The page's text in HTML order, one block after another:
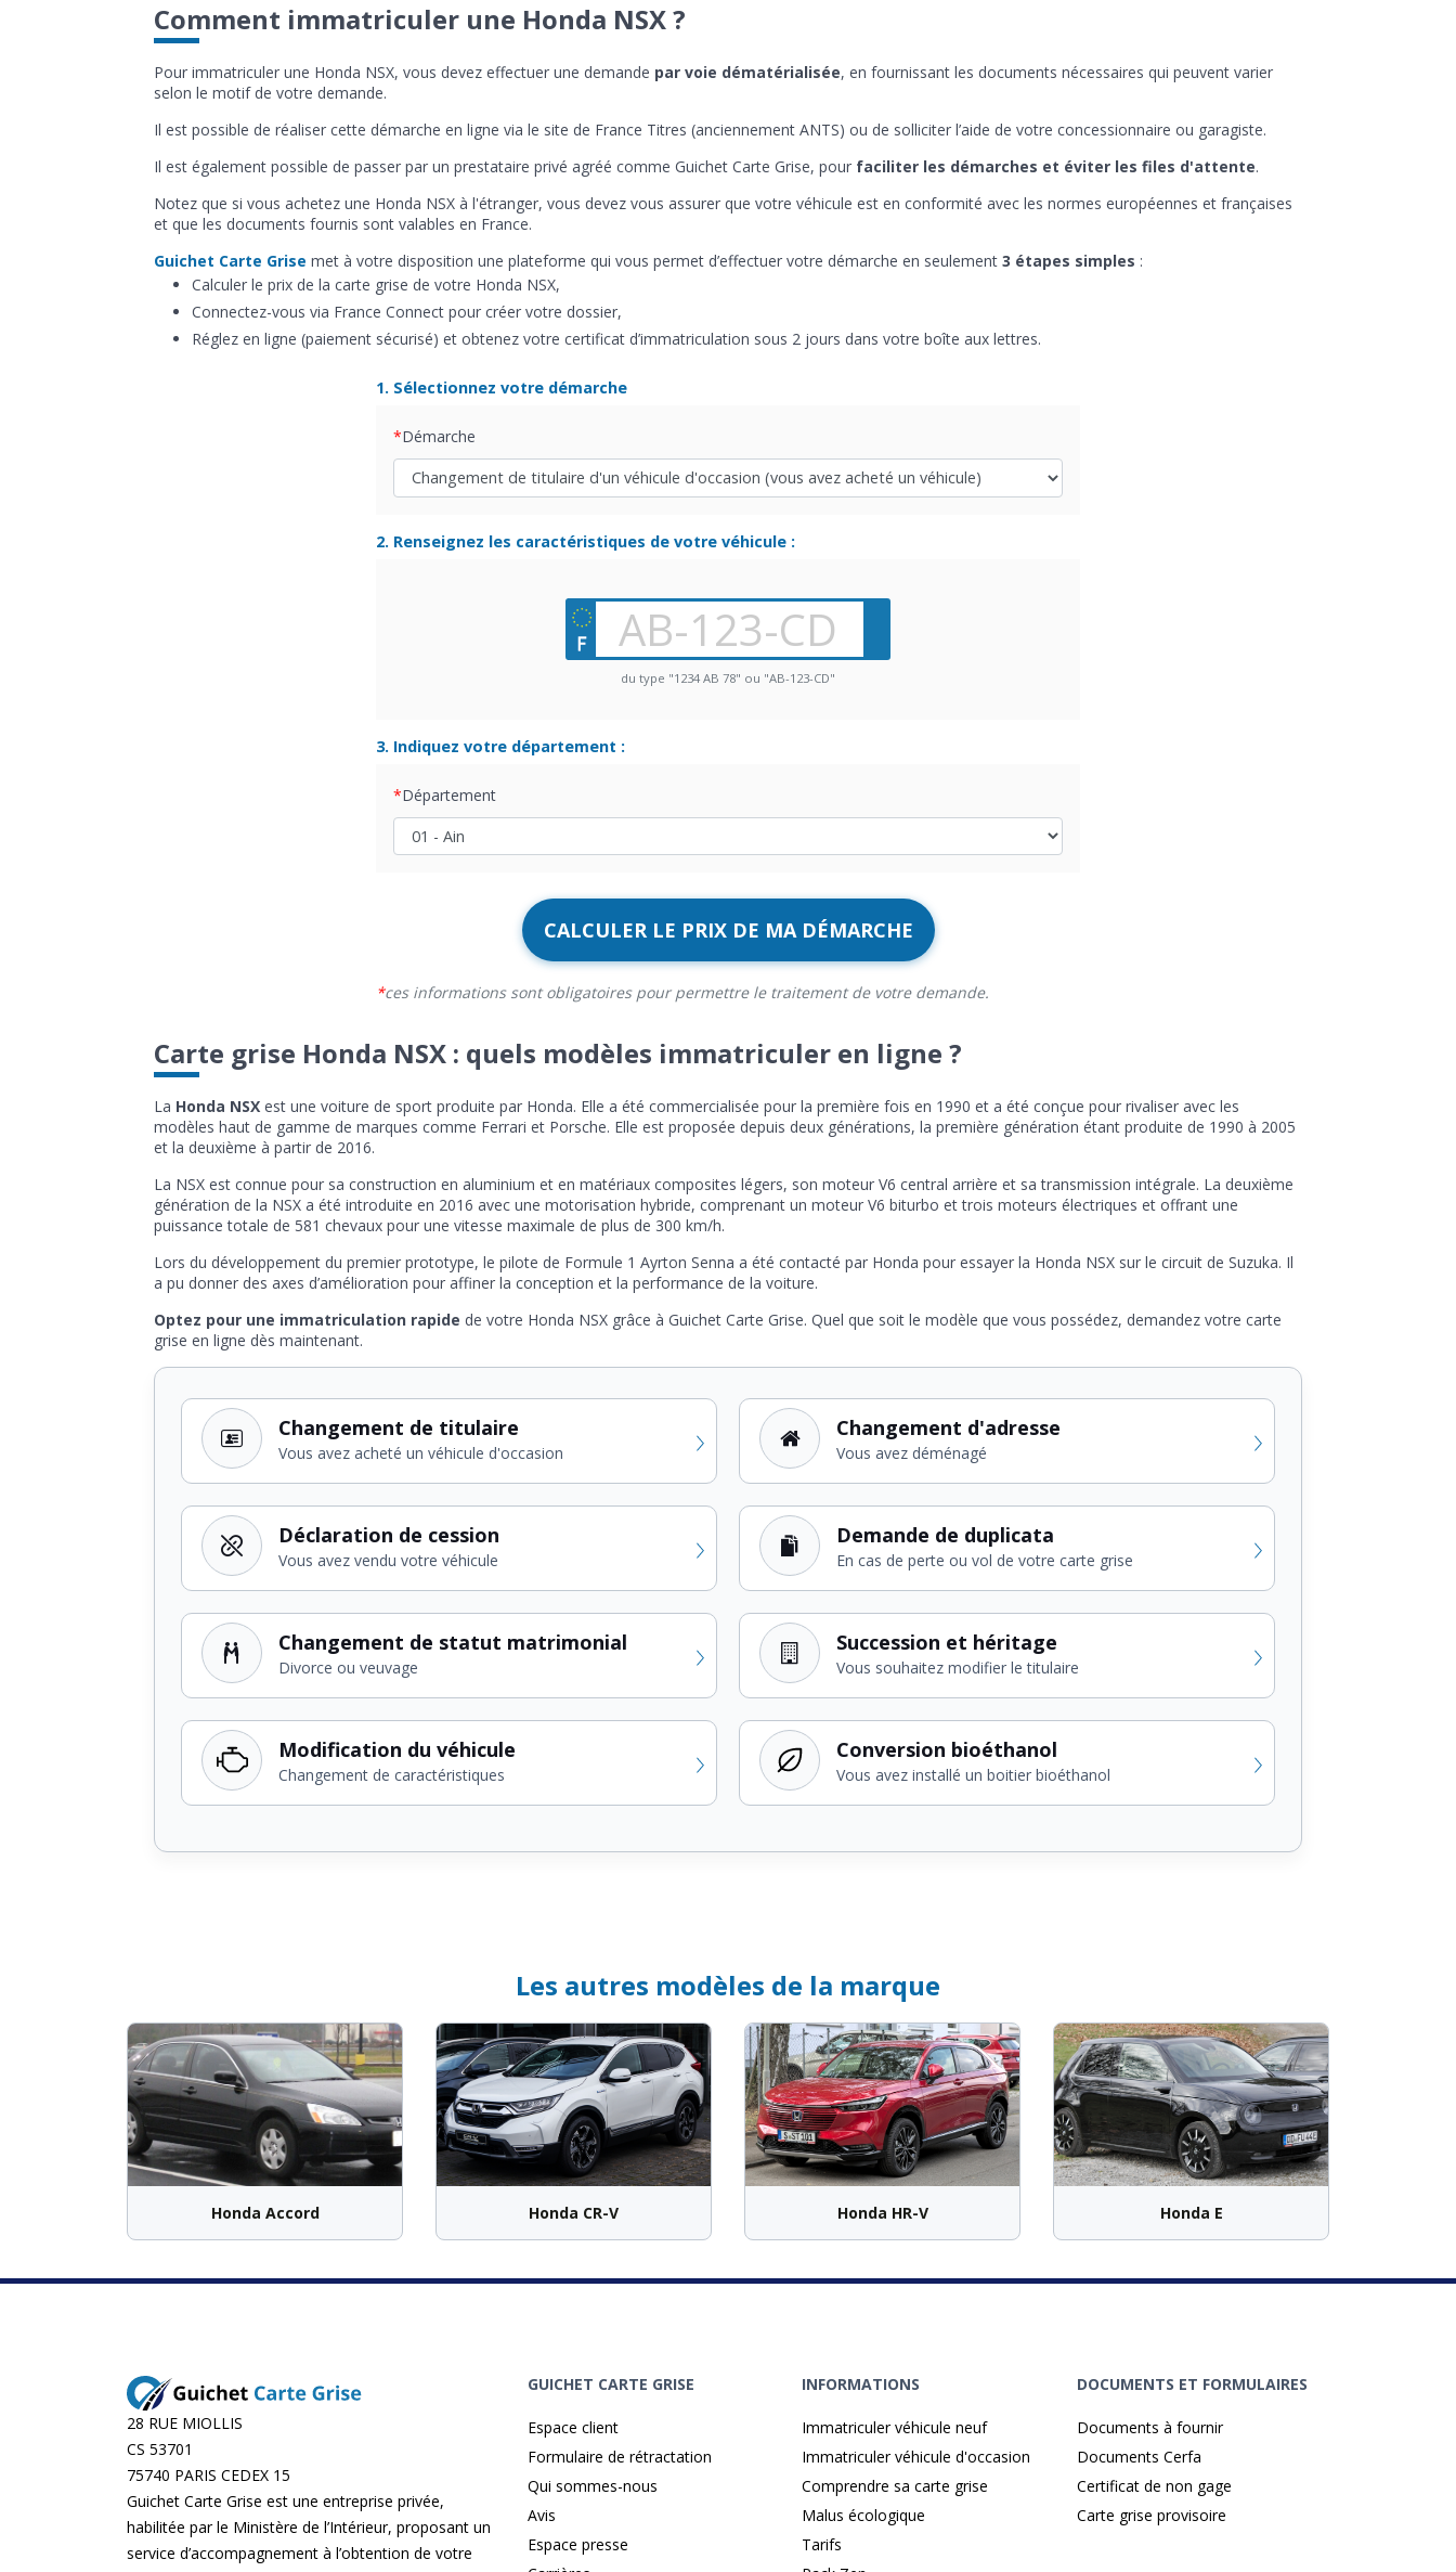
Comment immatriculer une Honda NSX ?
Pour immatriculer une Honda NSX, vous devez effectuer une demande par voie dématérialisée, en fournissant les documents nécessaires qui peuvent varier
selon le motif de votre demande.
Il est possible de réaliser cette démarche en ligne via le site de France Titres (anciennement ANTS) ou de solliciter l’aide de votre concessionnaire ou garagiste.
Il est également possible de passer par un prestataire privé agréé comme Guichet Carte Grise, pour faciliter les démarches et éviter les files d'attente.
Notez que si vous achetez une Honda NSX à l'étranger, vous devez vous assurer que votre véhicule est en conformité avec les normes européennes et françaises
et que les documents fournis sont valables en France.
Guichet Carte Grise met à votre disposition une plateforme qui vous permet d’effectuer votre démarche en seulement 3 étapes simples :
Calculer le prix de la carte grise de votre Honda NSX,
Connectez-vous via France Connect pour créer votre dossier,
Réglez en ligne (paiement sécurisé) et obtenez votre certificat d’immatriculation sous 2 jours dans votre boîte aux lettres.
1. Sélectionnez votre démarche
Démarche
2. Renseignez les caractéristiques de votre véhicule :
du type "1234 AB 78" ou "AB-123-CD"
3. Indiquez votre département :
Département
CALCULER LE PRIX DE MA DÉMARCHE
ces informations sont obligatoires pour permettre le traitement de votre demande.
Carte grise Honda NSX : quels modèles immatriculer en ligne ?
La Honda NSX est une voiture de sport produite par Honda. Elle a été commercialisée pour la première fois en 1990 et a été conçue pour rivaliser avec les
modèles haut de gamme de marques comme Ferrari et Porsche. Elle est proposée depuis deux générations, la première génération étant produite de 1990 à 2005
et la deuxième à partir de 2016.
La NSX est connue pour sa construction en aluminium et en matériaux composites légers, son moteur V6 central arrière et sa transmission intégrale. La deuxième
génération de la NSX a été introduite en 2016 avec une motorisation hybride, comprenant un moteur V6 biturbo et trois moteurs électriques et offrant une
puissance totale de 581 chevaux pour une vitesse maximale de plus de 300 km/h.
Lors du développement du premier prototype, le pilote de Formule 1 Ayrton Senna a été contacté par Honda pour essayer la Honda NSX sur le circuit de Suzuka. Il
a pu donner des axes d’amélioration pour affiner la conception et la performance de la voiture.
Optez pour une immatriculation rapide de votre Honda NSX grâce à Guichet Carte Grise. Quel que soit le modèle que vous possédez, demandez votre carte
grise en ligne dès maintenant.
Changement de titulaire
Vous avez acheté un véhicule d'occasion
Changement d'adresse
Vous avez déménagé
Déclaration de cession
Vous avez vendu votre véhicule
Demande de duplicata
En cas de perte ou vol de votre carte grise
Changement de statut matrimonial
Divorce ou veuvage
Succession et héritage
Vous souhaitez modifier le titulaire
Modification du véhicule
Changement de caractéristiques
Conversion bioéthanol
Vous avez installé un boitier bioéthanol
Les autres modèles de la marque
Honda Accord Honda CR-V Honda HR-V Honda E
28 RUE MIOLLIS
CS 53701
75740 PARIS CEDEX 15
Guichet Carte Grise est une entreprise privée,
habilitée par le Ministère de l’Intérieur, proposant un
service d’accompagnement à l’obtention de votre
GUICHET CARTE GRISE
Espace client
Formulaire de rétractation
Qui sommes-nous
Avis
Espace presse
INFORMATIONS
Immatriculer véhicule neuf
Immatriculer véhicule d'occasion
Comprendre sa carte grise
Malus écologique
Tarifs
DOCUMENTS ET FORMULAIRES
Documents à fournir
Documents Cerfa
Certificat de non gage
Carte grise provisoire